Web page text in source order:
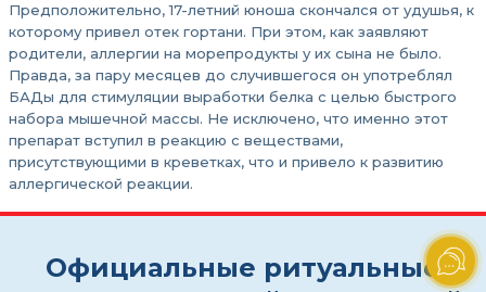
Предположительно, 17-летний юноша скончался от удушья, к
которому привел отек гортани. При этом, как заявляют
родители, аллергии на морепродукты у их сына не было.
Правда, за пару месяцев до случившегося он употреблял
БАДы для стимуляции выработки белка с целью быстрого
набора мышечной массы. Не исключено, что именно этот
препарат вступил в реакцию с веществами,
присутствующими в креветках, что и привело к развитию
аллергической реакции.
Официальные ритуальные